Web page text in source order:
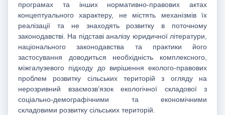
програмах та інших нормативно-правових актах
концептуального характеру, не містять механізмів їх
реалізації та не знаходять розвитку в поточному
законодавстві. На підставі аналізу юридичної літератури,
національного законодавства та практики його
застосування доводиться необхідність комплексного,
міжгалузевого підходу до вирішення еколого-правових
проблем розвитку сільських територій з огляду на
нерозривний взаємозв’язок екологічної складової з
соціально-демографічними та економічними
складовими розвитку сільських територій.